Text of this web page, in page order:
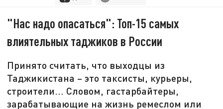
"Нас надо опасаться": Топ-15 самых
влиятельных таджиков в России
Принято считать, что выходцы из
Таджикистана – это таксисты, курьеры,
строители... Словом, гастарбайтеры,
зарабатывающие на жизнь ремеслом или